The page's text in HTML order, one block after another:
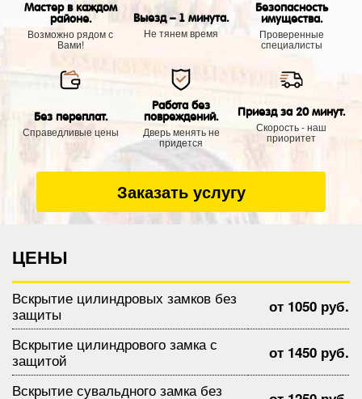
Мастер в каждом
районе.
Возможно рядом с
Вами!
Выезд – 1 минута.
Не тянем время
Безопасность
имущества.
Проверенные
специалисты
Без переплат.
Справедливые цены
Работа без
повреждений.
Дверь менять не
придется
Приезд за 20 минут.
Скорость - наш
приоритет
Заказать услугу
ЦЕНЫ
Вскрытие цилиндровых замков без
защиты
от 1050 руб.
Вскрытие цилиндрового замка с
защитой
от 1450 руб.
Вскрытие сувальдного замка без